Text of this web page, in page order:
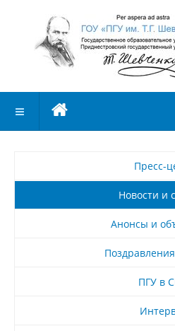
Пресс-
Новости и
Анонсы и
ПГУ в